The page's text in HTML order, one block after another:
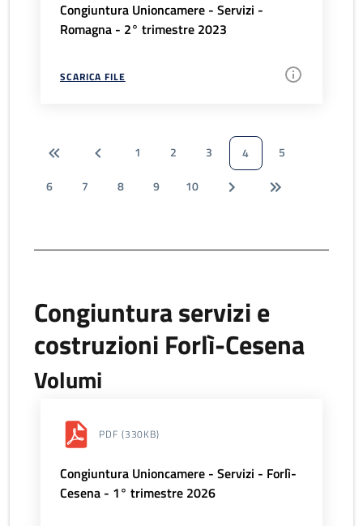
Congiuntura Unioncamere - Servizi -
Romagna - 2° trimestre 2023
SCARICA FILE
1 2 3 4
5
6
7 8 9 10
Congiuntura servizi e
costruzioni Forlì-Cesena
Volumi
PDF (330KB)
Congiuntura Unioncamere - Servizi - Forlì-
Cesena - 1° trimestre 2026